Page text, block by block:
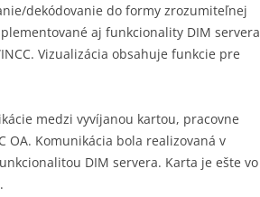
dekódovanie do formy zrozumiteľnej
aj funkcionality DIM servera
Vizualizácia obsahuje funkcie pre
medzi vyvíjanou kartou, pracovne
OA. Komunikácia bola realizovaná v
DIM servera. Karta je ešte vo